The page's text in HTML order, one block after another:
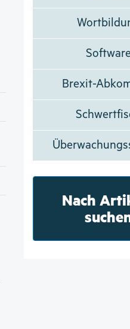
Software
Brexit-
Nach